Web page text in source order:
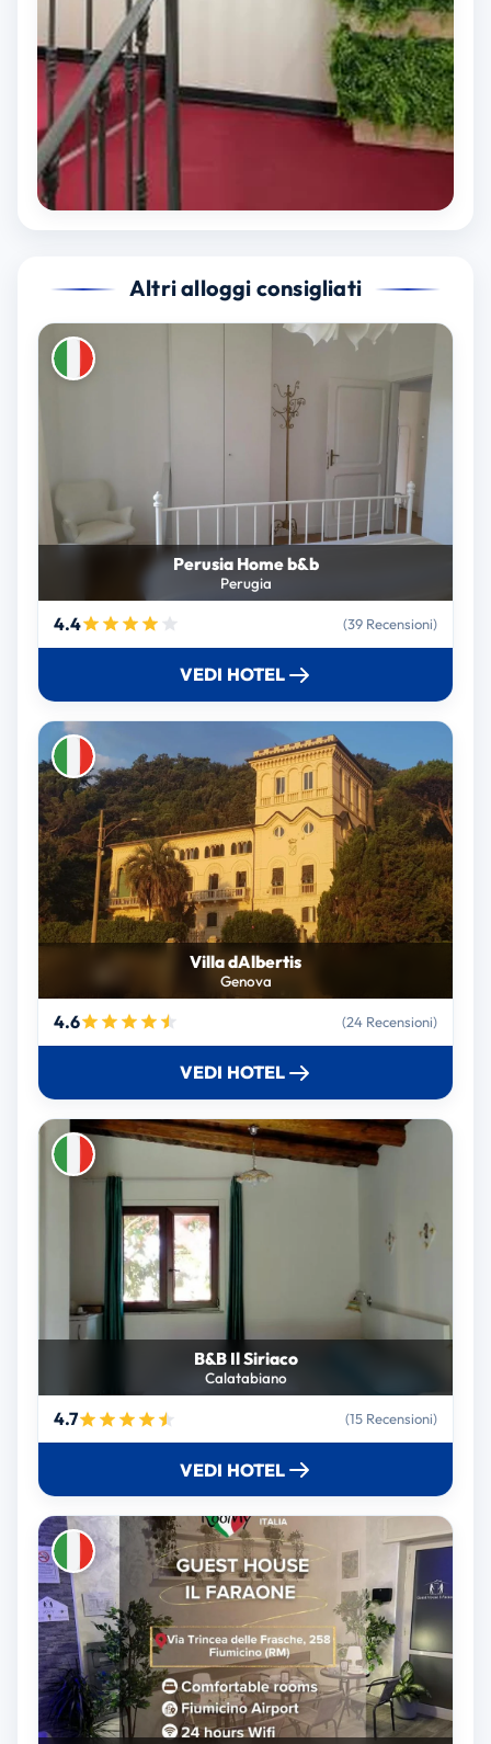
Altri alloggi consigliati
Perusia Home b&b
Perugia
4.4 (39 Recensioni)
VEDI HOTEL
Villa dAlbertis
Genova
4.6 (24 Recensioni)
VEDI HOTEL
B&B Il Siriaco
Calatabiano
4.7 (15 Recensioni)
VEDI HOTEL